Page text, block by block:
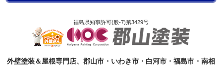
福島県知事許可(般-7)第3429号
外壁塗装＆屋根専門店、郡山市・いわき市・白河市・福島市・南相